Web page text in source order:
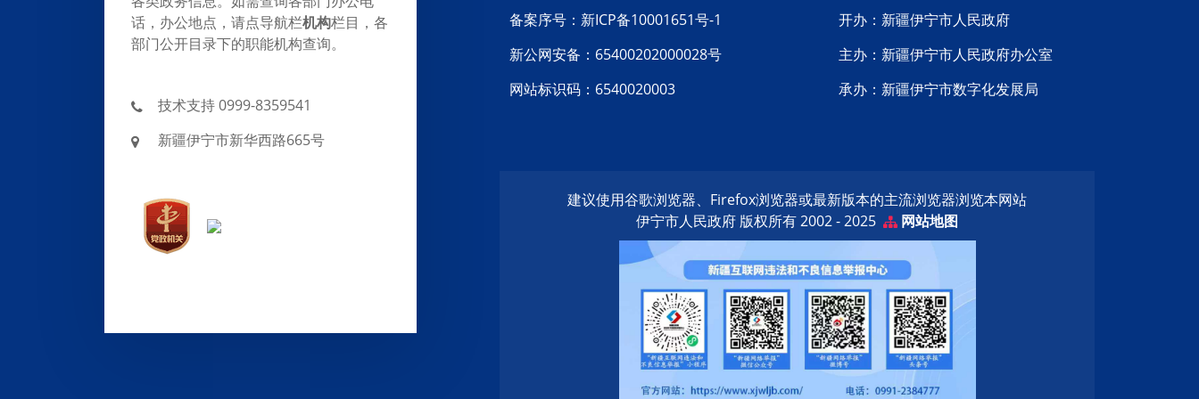
话，办公地点，请点导航栏机构栏目，各
部门公开目录下的职能机构查询。
技术支持 0999-8359541
新疆伊宁市新华西路665号
备案序号：新ICP备10001651号-1
新公网安备：65400202000028号
网站标识码：6540020003
开办：新疆伊宁市人民政府
主办：新疆伊宁市人民政府办公室
承办：新疆伊宁市数字化发展局
建议使用谷歌浏览器、Firefox浏览器或最新版本的主流浏览器浏览本网站
伊宁市人民政府 版权所有 2002 - 2025
网站地图